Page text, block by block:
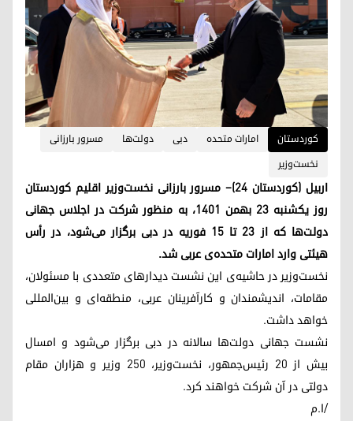
کوردستان امارات متحده‌ دبی دولت‌ها
مسرور بارزانی
نخست‌وزیر
اربیل (کوردستان ۲۴)– مسرور بارزانی نخست‌وزیر اقلیم کوردستان
روز یکشنبه ۲۳ بهمن ۱۴۰۱، به منظور شرکت در اجلاس جهانی
دولت‌ها که از ۲۳ تا ۱۵ فوریه در دبی برگزار می‌شود، در رأس
هیئتی وارد امارات متحده‌ی عربی شد.
نخست‌وزیر در حاشیه‌ی این نشست دیدارهای متعددی با مسئولان،
مقامات، اندیشمندان و کارآفرینان عربی، منطقه‌ای و بین‌المللی
خواهد داشت.
نشست جهانی دولت‌ها سالانه در دبی برگزار می‌شود و امسال
بیش از ۲۰ رئیس‌جمهور، نخست‌وزیر، ۲۵۰ وزیر و هزاران مقام
دولتی در آن شرکت خواهند کرد.
/ا.م